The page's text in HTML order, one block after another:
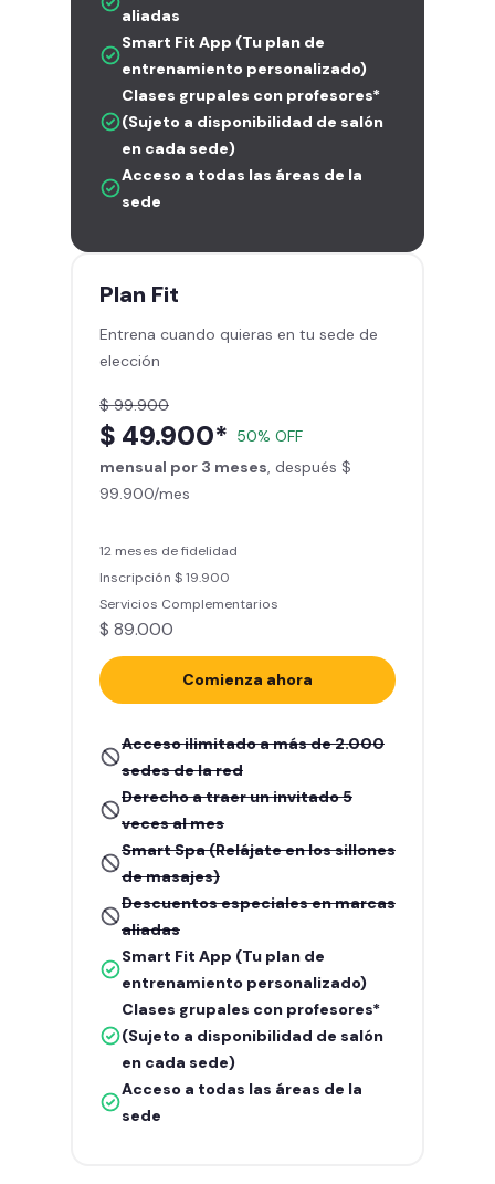
aliadas
Smart Fit App (Tu plan de
entrenamiento personalizado)
Clases grupales con profesores*
(Sujeto a disponibilidad de salón
en cada sede)
Acceso a todas las áreas de la
sede
Plan Fit
Entrena cuando quieras en tu sede de
elección
$ 99.900
$ 49.900* 50% OFF
mensual por 3 meses , después $
99.900/mes
12 meses de fidelidad
Inscripción $ 19.900
Servicios Complementarios
$ 89.000
Comienza ahora
Acceso ilimitado a más de 2.000
sedes de la red
Derecho a traer un invitado 5
veces al mes
Smart Spa (Relájate en los sillones
de masajes)
Descuentos especiales en marcas
aliadas
Smart Fit App (Tu plan de
entrenamiento personalizado)
Clases grupales con profesores*
(Sujeto a disponibilidad de salón
en cada sede)
Acceso a todas las áreas de la
sede